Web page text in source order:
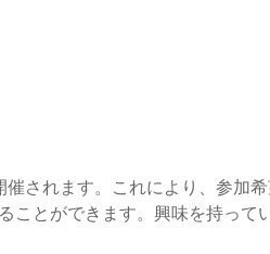
されます。これにより、参加
ことができます。興味を持って